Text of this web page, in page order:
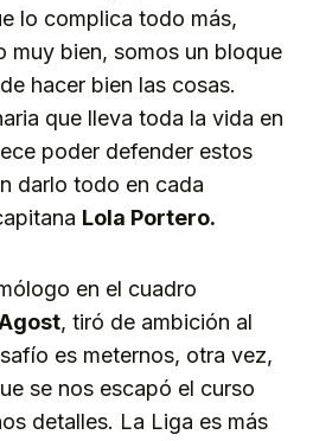
lo complica todo más,
muy bien, somos un bloque
hacer bien las cosas.
que lleva toda la vida en
poder defender estos
darlo todo en cada
Lola Portero.
en el cuadro
, tiró de ambición al
es meternos, otra vez,
se nos escapó el curso
detalles. La Liga es más